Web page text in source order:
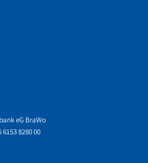
eG BraWo
6153 8280 00